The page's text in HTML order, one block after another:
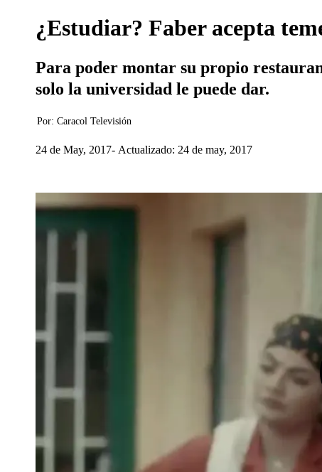
¿Estudiar? Faber acepta
Para poder montar su propio
solo la universidad le puede dar.
Por: Caracol Televisión
24 de May, 2017 Actualizado: 24 de may, 2017